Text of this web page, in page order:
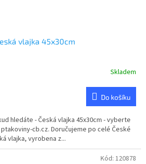
vlajka 45x30cm
Skladem
Do košíku
hledáte - Česká vlajka 45x30cm - vyberte
cb.cz. Doručujeme po celé České
vlajka, vyrobena z...
Kód: 120878